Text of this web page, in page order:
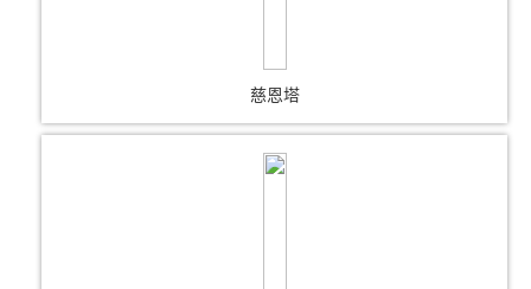
慈恩塔